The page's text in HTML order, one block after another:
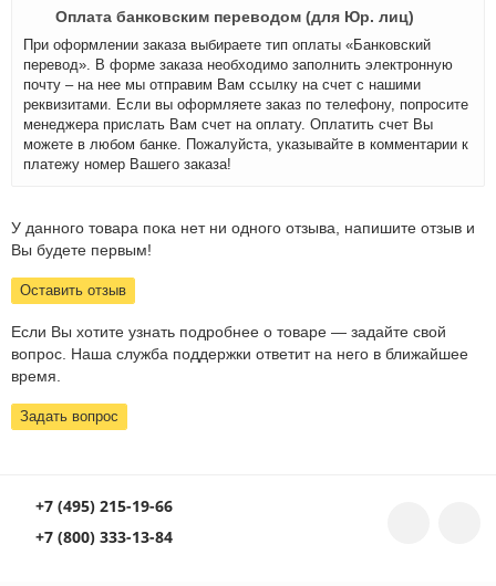
Оплата банковским переводом (для Юр. лиц)
При оформлении заказа выбираете тип оплаты «Банковский
перевод». В форме заказа необходимо заполнить электронную
почту – на нее мы отправим Вам ссылку на счет с нашими
реквизитами. Если вы оформляете заказ по телефону, попросите
менеджера прислать Вам счет на оплату. Оплатить счет Вы
можете в любом банке. Пожалуйста, указывайте в комментарии к
платежу номер Вашего заказа!
У данного товара пока нет ни одного отзыва, напишите отзыв и
Вы будете первым!
Оставить отзыв
Если Вы хотите узнать подробнее о товаре — задайте свой
вопрос. Наша служба поддержки ответит на него в ближайшее
время.
Задать вопрос
+7 (495) 215-19-66
+7 (800) 333-13-84